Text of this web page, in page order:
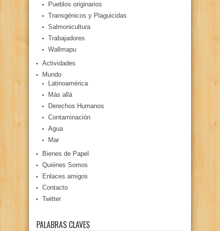
Pueblos originarios
Transgénicos y Plaguicidas
Salmonicultura
Trabajadores
Wallmapu
Actividades
Mundo
Latinoamérica
Más allá
Derechos Humanos
Contaminación
Agua
Mar
Bienes de Papel
Quiénes Somos
Enlaces amigos
Contacto
Twitter
PALABRAS CLAVES